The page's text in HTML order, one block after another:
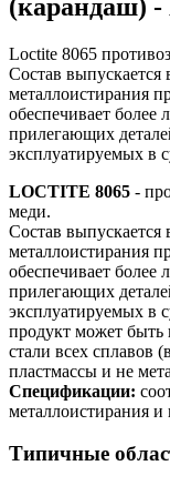
(карандаш) -
Loctite 8065
Состав
металлоистирания
обеспечивает более
прилегающих
эксплуатируемых в
LOCTITE 8065 -
меди.
Состав
металлоистирания
обеспечивает более
прилегающих
эксплуатируемых в
продукт может быть
стали всех сплавов
пластмассы и не
Спецификации:
металлоистирания
Типичные